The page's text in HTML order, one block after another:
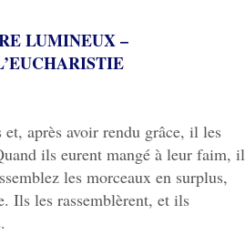
LUMINEUX –
après avoir rendu grâce, il les
ils eurent mangé à leur faim, il
les morceaux en surplus,
Ils les rassemblèrent, et ils